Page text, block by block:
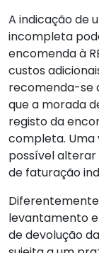
A indicação de
incompleta
encomenda à
custos
recomenda-se
que a morada
registo da
completa. Uma
possível alterar
de faturação
levantamento
de devolução da